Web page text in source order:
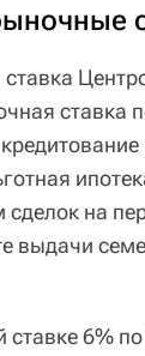
ставка
сделок на
выдачи
6%